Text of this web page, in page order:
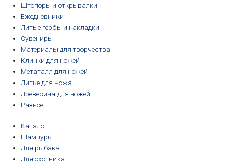
Штопоры и открывалки
Ежедневники
Литые гербы и накладки
Сувениры
Материалы для творчества
Клинки для ножей
Метаталл для ножей
Литье для ножа
Древесина для ножей
Разное
Каталог
Шампуры
Для рыбака
Для охотника